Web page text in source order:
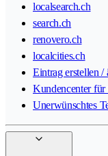
localsearch.ch
search.ch
renovero.ch
localcities.ch
Eintrag erstellen /
Kundencenter für
Unerwünschtes